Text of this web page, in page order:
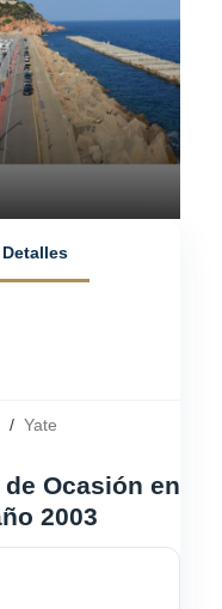
Detalles
/ Yate
Ocasión en
2003